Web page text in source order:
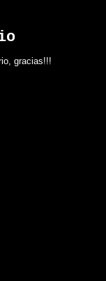
gracias!!!